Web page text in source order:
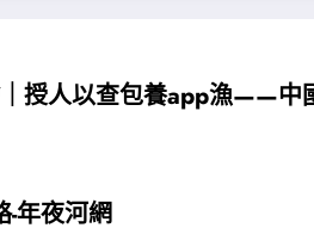
授人以查包養app漁——中
-年夜河網